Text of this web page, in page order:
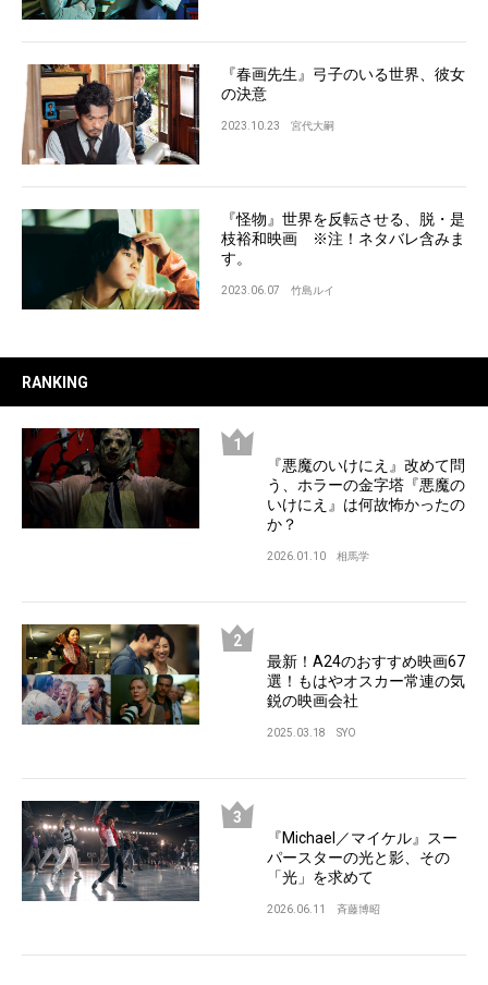
『春画先生』弓子のいる世界、彼女
の決意
2023.10.23 宮代大嗣
『怪物』世界を反転させる、脱・是
枝裕和映画 ※注！ネタバレ含みま
す。
2023.06.07 竹島ルイ
RANKING
『悪魔のいけにえ』改めて問
う、ホラーの金字塔『悪魔の
いけにえ』は何故怖かったの
か？
2026.01.10 相馬学
最新！A24のおすすめ映画67
選！もはやオスカー常連の気
鋭の映画会社
2025.03.18 SYO
『Michael／マイケル』スー
パースターの光と影、その
「光」を求めて
2026.06.11 斉藤博昭